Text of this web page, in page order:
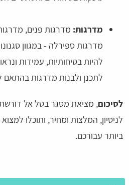
מדרגות: מדרגות פנים,
מדרגות ספירלה - במגוון
להיות בטיחותיות, עמידות
לתכנן ולבנות מדרגות בהתאם
לסיכום, מציאת מסגר בטל אל דורשת
לניסיון, המלצות ומחיר, ותוכלו
ביותר עבורכם.